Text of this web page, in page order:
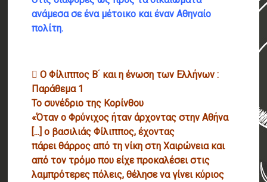
ανάμεσα σε ένα μέτοικο και έναν Αθηναίο
πολίτη.
 Ο Φίλιππος Β ́ και η ένωση των Ελλήνων :
Παράθεμα 1
Το συνέδριο της Κορίνθου
«Όταν ο Φρύνιχος ήταν άρχοντας στην Αθήνα
[...] ο βασιλιάς Φίλιππος, έχοντας
πάρει θάρρος από τη νίκη στη Χαιρώνεια και
από τον τρόμο που είχε προκαλέσει στις
λαμπρότερες πόλεις, θέλησε να γίνει κύριος